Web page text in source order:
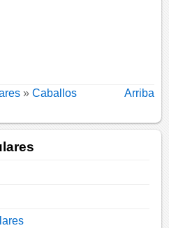
»Caballos Arriba